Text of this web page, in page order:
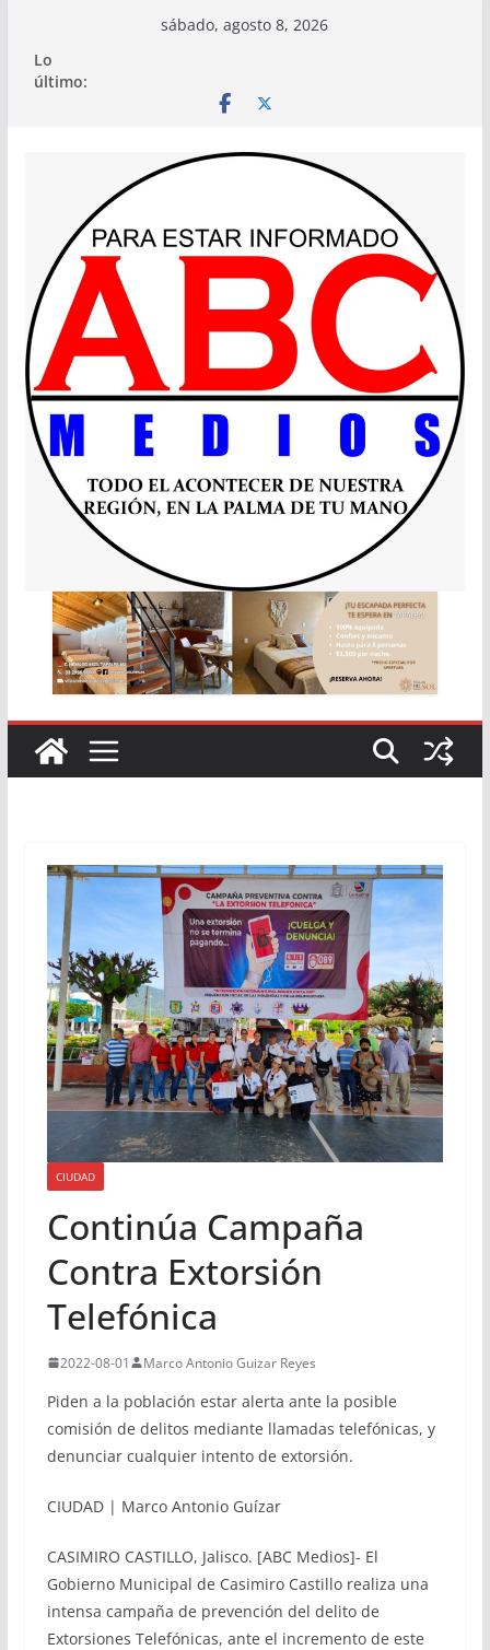
contenido
sábado, agosto 8, 2026
Lo
último:
CIUDAD
Continúa Campaña
Contra Extorsión
Telefónica
2022-08-01 Marco Antonio Guizar Reyes
Piden a la población estar alerta ante la posible
comisión de delitos mediante llamadas telefónicas, y
denunciar cualquier intento de extorsión.
CIUDAD | Marco Antonio Guízar
CASIMIRO CASTILLO, Jalisco. [ABC Medios]- El
Gobierno Municipal de Casimiro Castillo realiza una
intensa campaña de prevención del delito de
Extorsiones Telefónicas, ante el incremento de este